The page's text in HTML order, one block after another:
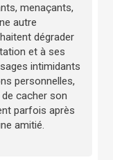
menaçants,
autre
dégrader
et à ses
intimidants
personnelles,
cacher son
parfois après
amitié.